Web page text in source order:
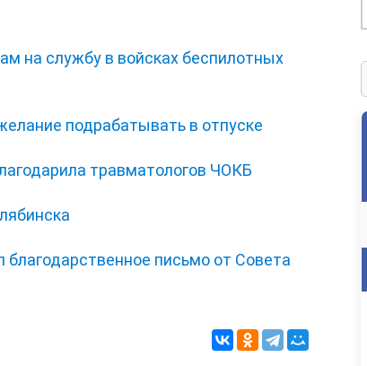
на службу в войсках беспилотных
подрабатывать в отпуске
травматологов ЧОКБ
письмо от Совета